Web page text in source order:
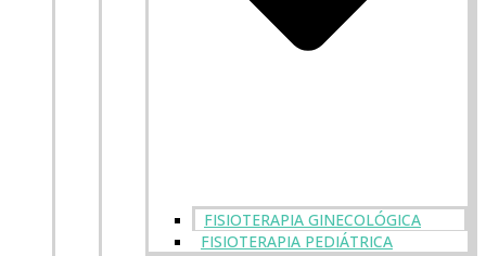
FISIOTERAPIA GINECOLÓGICA
FISIOTERAPIA PEDIÁTRICA